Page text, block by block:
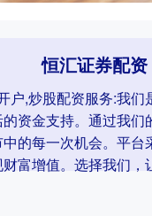
恒汇证券配资
户,炒股配资服务:我
资金支持。通过我
的每一次机会。平台
富增值。选择我们，